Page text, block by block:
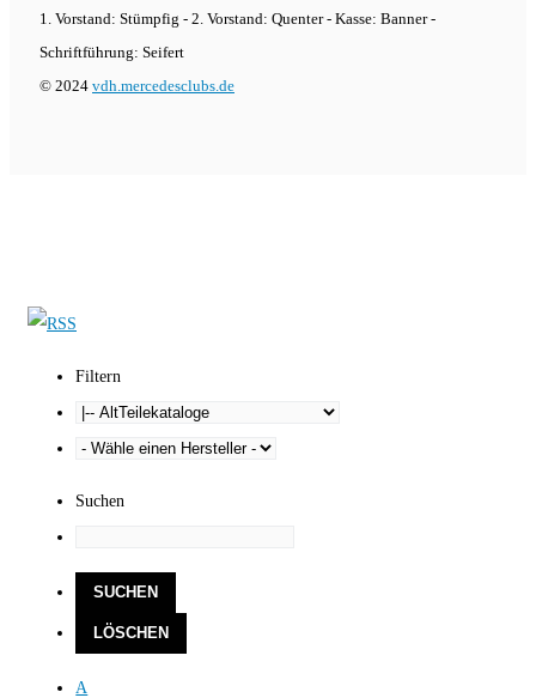
1. Vorstand: Stümpfig - 2. Vorstand: Quenter - Kasse: Banner -
Schriftführung: Seifert
© 2024 vdh.mercedesclubs.de
Filtern
Suchen
A